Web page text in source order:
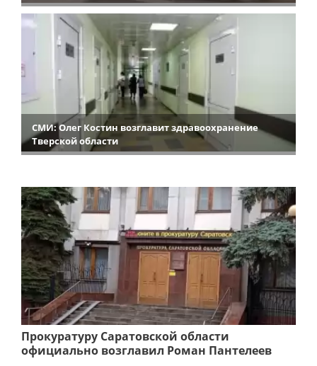
СМИ: Олег Костин возглавит здравоохранение
Тверской области
Прокуратуру Саратовской области
официально возглавил Роман Пантелеев